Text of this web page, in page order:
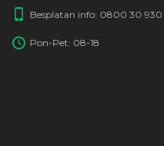
Besplatan info: 0800 30 930
Pon-Pet: 08-18